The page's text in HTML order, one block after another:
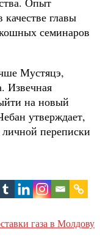
главы
семинаров
Мустяцэ,
Извечная
на новый
утверждает,
переписки
газа в Молдову